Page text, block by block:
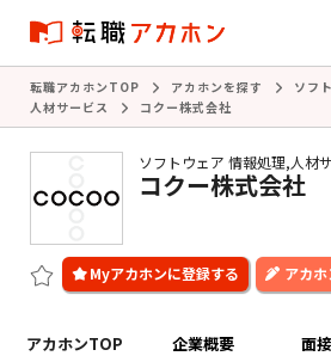
転職アカホンTOP アカホンを探す ソフ
人材サービス
コクー株式会社
ソフトウェア 情報処理,人材
コクー株式会社
アカ
アカホンTOP 企業概要 面